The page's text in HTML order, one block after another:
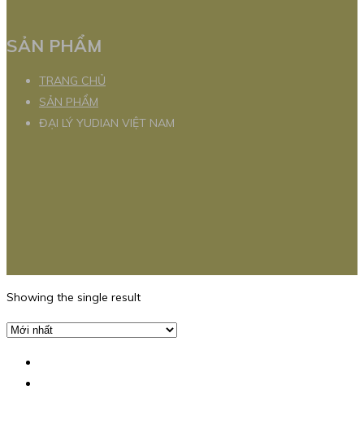
SẢN PHẨM
TRANG CHỦ
SẢN PHẨM
ĐẠI LÝ YUDIAN VIỆT NAM
Showing the single result